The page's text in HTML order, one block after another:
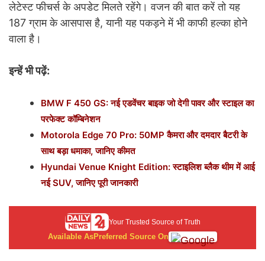
लेटेस्ट फीचर्स के अपडेट मिलते रहेंगे। वजन की बात करें तो यह
187 ग्राम के आसपास है, यानी यह पकड़ने में भी काफी हल्का होने
वाला है।
इन्हें भी पढ़ें:
BMW F 450 GS: नई एडवेंचर बाइक जो देगी पावर और स्टाइल का
परफेक्ट कॉम्बिनेशन
Motorola Edge 70 Pro: 50MP कैमरा और दमदार बैटरी के
साथ बड़ा धमाका, जानिए कीमत
Hyundai Venue Knight Edition: स्टाइलिश ब्लैक थीम में आई
नई SUV, जानिए पूरी जानकारी
Your Trusted Source of Truth
Available AsPreferred Source On